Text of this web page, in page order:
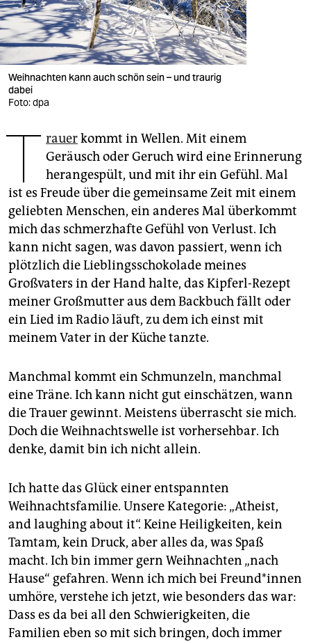
shop
fragen & hilfe
unterstützen
abo
epaper login
Weihnachten kann auch schön sein – und traurig
dabei
Foto: dpa
T rauerkommt in Wellen. Mit einem
Geräusch oder Geruch wird eine Erinnerung
herangespült, und mit ihr ein Gefühl. Mal
ist es Freude über die gemeinsame Zeit mit einem
geliebten Menschen, ein anderes Mal überkommt
mich das schmerzhafte Gefühl von Verlust. Ich
kann nicht sagen, was davon passiert, wenn ich
plötzlich die Lieblingsschokolade meines
Großvaters in der Hand halte, das Kipferl-Rezept
meiner Großmutter aus dem Backbuch fällt oder
ein Lied im Radio läuft, zu dem ich einst mit
meinem Vater in der Küche tanzte.
Manchmal kommt ein Schmunzeln, manchmal
eine Träne. Ich kann nicht gut einschätzen, wann
die Trauer gewinnt. Meistens überrascht sie mich.
Doch die Weihnachtswelle ist vorhersehbar. Ich
denke, damit bin ich nicht allein.
Ich hatte das Glück einer entspannten
Weihnachtsfamilie. Unsere Kategorie: „Atheist,
and laughing about it“. Keine Heiligkeiten, kein
Tamtam, kein Druck, aber alles da, was Spaß
macht. Ich bin immer gern Weihnachten „nach
Hause“ gefahren. Wenn ich mich bei Freun­d*in­nen
umhöre, verstehe ich jetzt, wie besonders das war:
Dass es da bei all den Schwierigkeiten, die
Familien eben so mit sich bringen, doch immer